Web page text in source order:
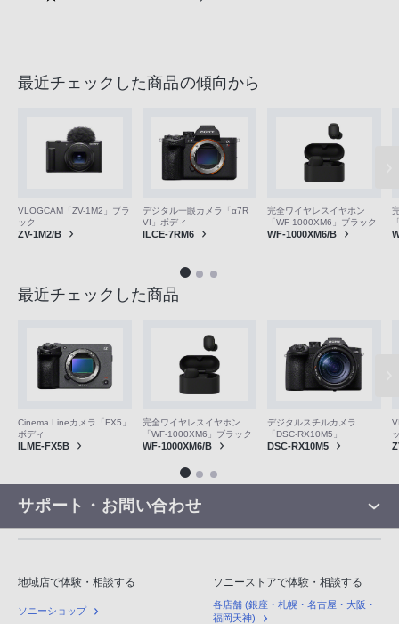
最近チェックした商品の傾向から
VLOGCAM「ZV-1M2」ブラ
ック
ZV-1M2/B
デジタル一眼カメラ「α7R
VI」ボディ
ILCE-7RM6
完全ワイヤレスイヤホン
「WF-1000XM6」ブラック
WF-1000XM6/B
最近チェックした商品
Cinema Lineカメラ「FX5」
ボディ
ILME-FX5B
完全ワイヤレスイヤホン
「WF-1000XM6」ブラック
WF-1000XM6/B
デジタルスチルカメラ
「DSC-RX10M5」
DSC-RX10M5
サポート・お問い合わせ
地域店で体験・相談する
ソニーショップ
ソニーストアで体験・相談する
各店舗 (銀座・札幌・名古屋・大阪・
福岡天神)